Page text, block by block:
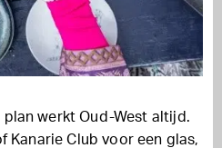
werkt Oud-West altijd.
Kanarie Club voor een glas,